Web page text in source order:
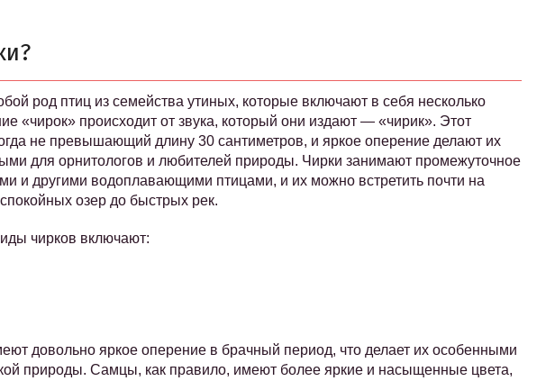
род птиц из семейства утиных, которые включают в себя несколько
«чирок» происходит от звука, который они издают — «чирик». Этот
не превышающий длину 30 сантиметров, и яркое оперение делают их
для орнитологов и любителей природы. Чирки занимают промежуточное
и другими водоплавающими птицами, и их можно встретить почти на
озер до быстрых рек.
чирков включают:
довольно яркое оперение в брачный период, что делает их особенными
природы. Самцы, как правило, имеют более яркие и насыщенные цвета,